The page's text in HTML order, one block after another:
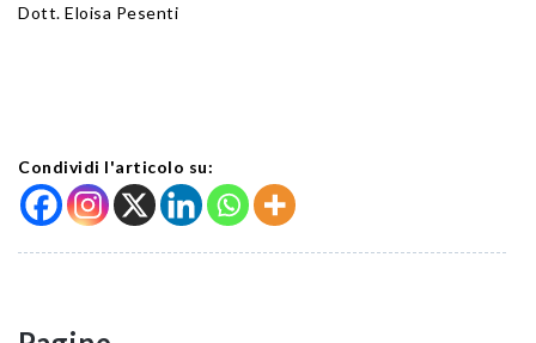
Dott. Eloisa Pesenti
Condividi l'articolo su: